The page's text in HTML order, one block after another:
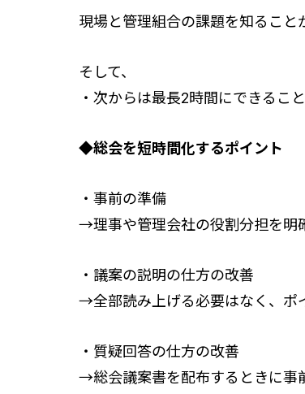
現場と管理組合の課題を知ること
そして、
・次からは最長2時間にできるこ
◆総会を短時間化するポイント
・事前の準備
→理事や管理会社の役割分担を明
・議案の説明の仕方の改善
→全部読み上げる必要はなく、ポ
・質疑回答の仕方の改善
→総会議案書を配布するときに事